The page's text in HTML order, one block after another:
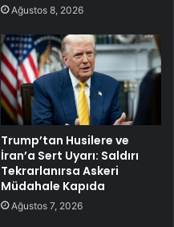
Ağustos 8, 2026
Trump’tan Husilere ve
İran’a Sert Uyarı: Saldırı
Tekrarlanırsa Askeri
Müdahale Kapıda
Ağustos 7, 2026